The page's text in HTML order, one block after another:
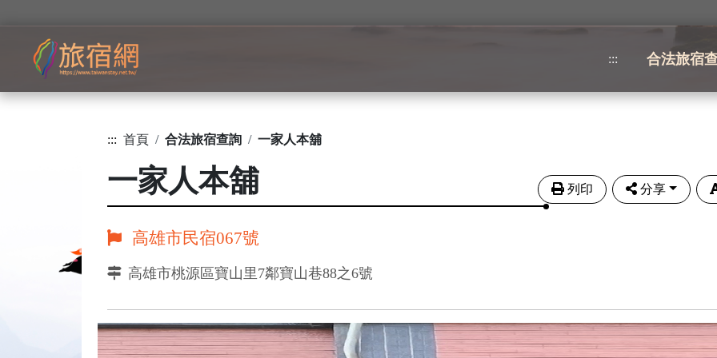
::: 合法旅宿
::: 首頁 合法旅宿查詢 一家人本舖
一家人本舖 列印 分享
高雄市民宿067號
高雄市桃源區寶山里7鄰寶山巷88之6號